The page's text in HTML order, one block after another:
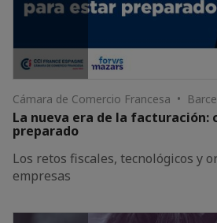
Cámara de Comercio Francesa •
La nueva era de la facturación:
preparado
Los retos fiscales, tecnológicos y
empresas